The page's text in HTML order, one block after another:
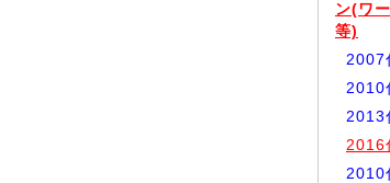
ン(ワ
等)
2007
2010
2013
2016
2010